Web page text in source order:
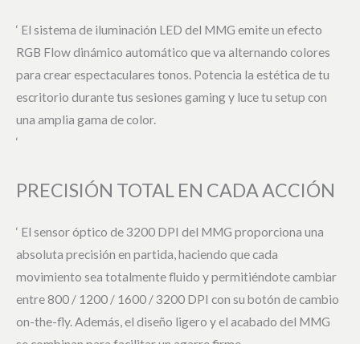
‘ El sistema de iluminación LED del MMG emite un efecto
RGB Flow dinámico automático que va alternando colores
para crear espectaculares tonos. Potencia la estética de tu
escritorio durante tus sesiones gaming y luce tu setup con
una amplia gama de color.
‘
PRECISIÓN TOTAL EN CADA ACCIÓN
‘ El sensor óptico de 3200 DPI del MMG proporciona una
absoluta precisión en partida, haciendo que cada
movimiento sea totalmente fluido y permitiéndote cambiar
entre 800 / 1200 / 1600 / 3200 DPI con su botón de cambio
on-the-fly. Además, el diseño ligero y el acabado del MMG